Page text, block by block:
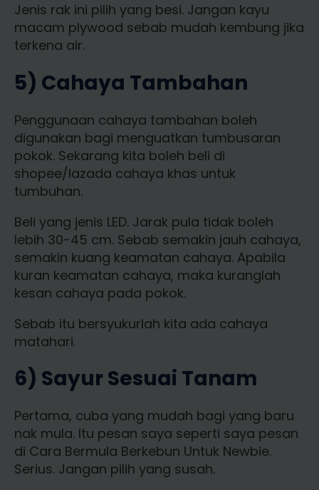
Jenis rak ini pilih yang besi. Jangan kayu
macam plywood sebab mudah kembung jika
terkena air.
5) Cahaya Tambahan
Penggunaan cahaya tambahan boleh
digunakan bagi menguatkan tumbusaran
pokok. Sekarang kita boleh beli di
shopee/lazada cahaya khas untuk
tumbuhan.
Beli yang jenis LED. Jarak pula tidak boleh
lebih 30-45 cm. Sebab semakin jauh cahaya,
semakin kuang keamatan cahaya. Apabila
kuran keamatan cahaya, maka kuranglah
kesan cahaya pada pokok.
Sebab itu bersyukurlah kita ada cahaya
matahari.
6) Sayur Sesuai Tanam
Pertama, cuba yang mudah bagi yang baru
nak mula. Itu pesan saya seperti saya pesan
di Cara Bermula Berkebun Untuk Newbie.
Serius. Jangan pilih yang susah.